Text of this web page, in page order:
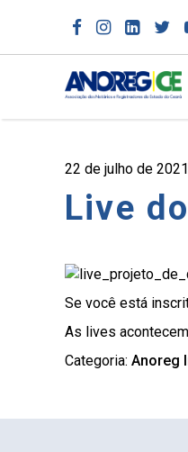
22 de julho de 2021
Live
Se você está
As lives
Categoria: Anoreg